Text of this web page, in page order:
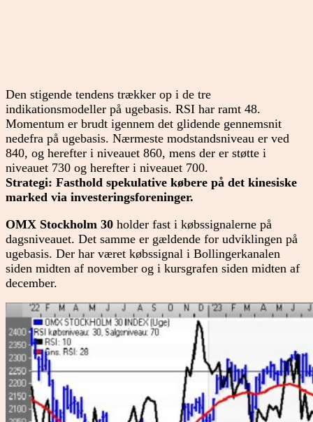
Den stigende tendens trækker op i de tre
indikationsmodeller på ugebasis. RSI har ramt 48.
Momentum er brudt igennem det glidende gennemsnit
nedefra på ugebasis. Nærmeste modstandsniveau er ved
840, og herefter i niveauet 860, mens der er støtte i
niveauet 730 og herefter i niveauet 700.
Strategi: Fasthold spekulative købere på det kinesiske
marked via investeringsforeninger.
OMX Stockholm 30 holder fast i købssignalerne på
dagsniveauet. Det samme er gældende for udviklingen på
ugebasis. Der har været købssignal i Bollingerkanalen
siden midten af november og i kursgrafen siden midten af
december.